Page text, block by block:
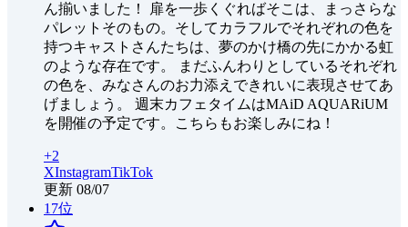
ん揃いました！ 扉を一歩くぐればそこは、まっさらな
パレットそのもの。そしてカラフルでそれぞれの色を
持つキャストさんたちは、夢のかけ橋の先にかかる虹
のような存在です。 まだふんわりとしているそれぞれ
の色を、みなさんのお力添えできれいに表現させてあ
げましょう。 週末カフェタイムはMAiD AQUARiUM
を開催の予定です。こちらもお楽しみにね！
+2
XInstagramTikTok
更新 08/07
17位